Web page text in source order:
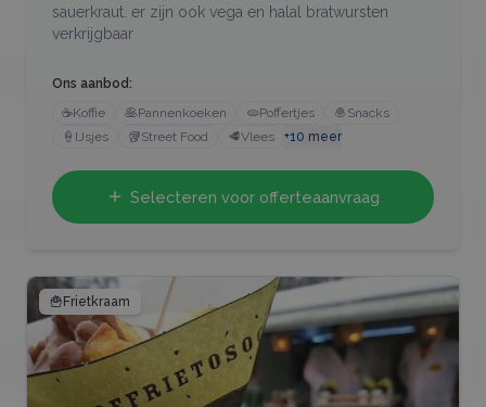
sauerkraut. er zijn ook vega en halal bratwursten
verkrijgbaar
Ons aanbod:
☕Koffie 🥞Pannenkoeken 🫓Poffertjes 🧆Snacks
🍦 IJsjes 🥡Street Food 🥩Vlees +10 meer
Selecteren voor offerteaanvraag
🍟Frietkraam